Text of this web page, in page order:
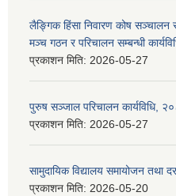
लैङ्गिक हिंसा निवारण कोष सञ्चालन
मञ्च गठन र परिचालन सम्बन्धी
प्रकाशन मिति: 2026-05-27
पुरुष सञ्जाल परिचालन कार्यविधि,
प्रकाशन मिति: 2026-05-27
सामुदायिक विद्यालय समायोजन तथा
प्रकाशन मिति: 2026-05-20